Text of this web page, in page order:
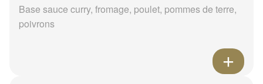
Base sauce curry, fromage, poulet, pommes de terre,
poivrons